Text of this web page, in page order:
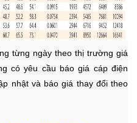
từng ngày theo thị trường giá
có yêu cầu báo giá cáp điện
nhật và báo giá thay đổi theo